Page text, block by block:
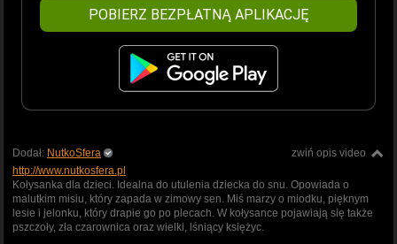
POBIERZ BEZPŁATNĄ APLIKACJĘ
zwiń opis video
Dodał: NutkoSfera
http://www.nutkosfera.pl
Kołysanka dla dzieci. Idealna do utulenia dziecka do snu. Opowiada o
malutkim misiu, który zapada w zimowy sen. Miś marzy o miodku, pięknym
lesie i jelonku, który drapie go po plecach. W kołysance pojawiają się także
pszczoły, zła czarownica oraz wielki, lśniący księżyc.